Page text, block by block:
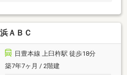
ＡＢＣ
日豊本線 上臼杵駅 徒歩18分
築7年7ヶ月 / 2階建